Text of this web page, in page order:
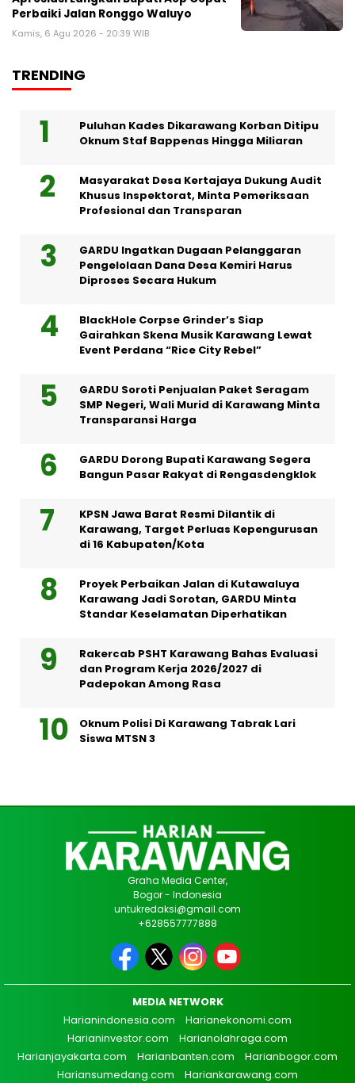
Perbaiki Jalan Ronggo Waluyo
Kamis, 6 Agu 2026 - 20:39 WIB
TRENDING
Puluhan Kades Dikarawang Korban Ditipu
Oknum Staf Bappenas Hingga Miliaran
Masyarakat Desa Kertajaya Dukung Audit
Khusus Inspektorat, Minta Pemeriksaan
Profesional dan Transparan
GARDU Ingatkan Dugaan Pelanggaran
Pengelolaan Dana Desa Kemiri Harus
Diproses Secara Hukum
BlackHole Corpse Grinder’s Siap
Gairahkan Skena Musik Karawang Lewat
Event Perdana “Rice City Rebel”
GARDU Soroti Penjualan Paket Seragam
SMP Negeri, Wali Murid di Karawang Minta
Transparansi Harga
GARDU Dorong Bupati Karawang Segera
Bangun Pasar Rakyat di Rengasdengklok
KPSN Jawa Barat Resmi Dilantik di
Karawang, Target Perluas Kepengurusan
di 16 Kabupaten/Kota
Proyek Perbaikan Jalan di Kutawaluya
Karawang Jadi Sorotan, GARDU Minta
Standar Keselamatan Diperhatikan
Rakercab PSHT Karawang Bahas Evaluasi
dan Program Kerja 2026/2027 di
Padepokan Among Rasa
Oknum Polisi Di Karawang Tabrak Lari
Siswa MTSN 3
Graha Media Center,
Bogor - Indonesia
untukredaksi@gmail.com
+628557777888
MEDIA NETWORK
Harianindonesia.com
Harianekonomi.com
Harianinvestor.com
Harianolahraga.com
Harianjayakarta.com
Harianbanten.com
Harianbogor.com
Hariansumedang.com
Hariankarawang.com